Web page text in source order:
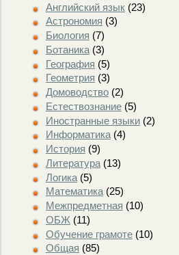
Английский язык(23)
Астрономия (3)
Биология (7)
Ботаника(3)
География (5)
Геометрия (3)
Домоводство(2)
Естествознание(5)
Иностранные языки(2)
Информатика(4)
История (9)
Литература(13)
Логика(5)
Математика(25)
Межпредметная (10)
ОБЖ (11)
Обучение грамоте(10)
Общая (85)